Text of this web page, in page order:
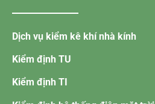
Dịch vụ kiểm kê khí nhà kính
Kiểm định TU
Kiểm định TI